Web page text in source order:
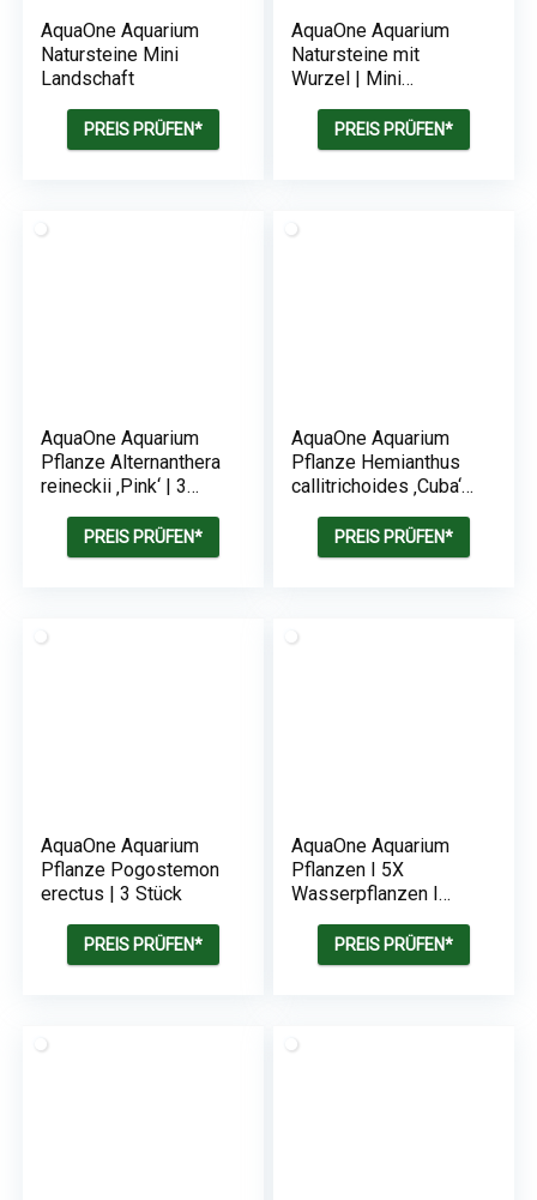
AquaOne Aquarium
Natursteine Mini
Landschaft
PREIS PRÜFEN*
AquaOne Aquarium
Natursteine mit
Wurzel | Mini
Moorkienwurzel Set
W3
PREIS PRÜFEN*
AquaOne Aquarium
Pflanze Alternanthera
reineckii ‚Pink‘ | 3
PREIS PRÜFEN*
AquaOne Aquarium
Pflanze Hemianthus
callitrichoides ‚Cuba‘ |
PREIS PRÜFEN*
AquaOne Aquarium
Pflanze Pogostemon
erectus | 3 Stück
PREIS PRÜFEN*
AquaOne Aquarium
Pflanzen I 5X
Wasserpflanzen I
Ludwigia,
Pogostemon,
PREIS PRÜFEN*